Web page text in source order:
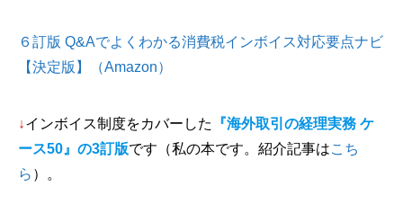
６訂版 Q&Aでよくわかる消費税インボイス対応要点ナビ
【決定版】（Amazon）
↓インボイス制度をカバーした
『海外取引の経理実務 ケ
ース50』の3訂版です（私の本です。紹介記事はこち
ら ）。